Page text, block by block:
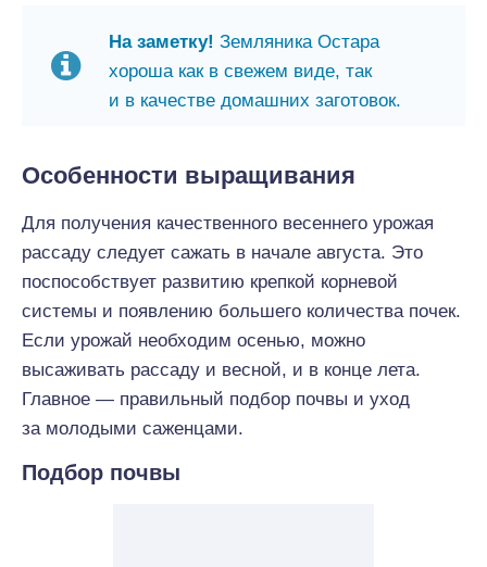
На заметку! Земляника Остара
хороша как в свежем виде, так
и в качестве домашних заготовок.
Особенности выращивания
Для получения качественного весеннего урожая
рассаду следует сажать в начале августа. Это
поспособствует развитию крепкой корневой
системы и появлению большего количества почек.
Если урожай необходим осенью, можно
высаживать рассаду и весной, и в конце лета.
Главное — правильный подбор почвы и уход
за молодыми саженцами.
Подбор почвы